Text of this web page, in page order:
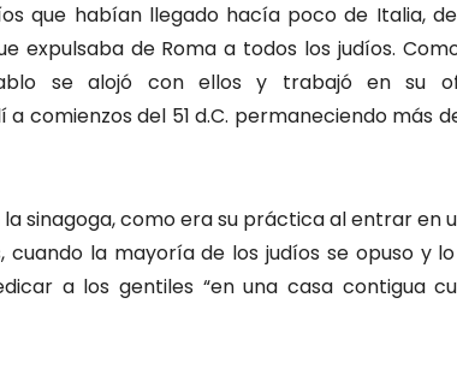
que habían llegado hacía poco de Italia,
expulsaba de Roma a todos los judíos.
se alojó con ellos y trabajó en su
comienzos del 51 d.C. permaneciendo más
sinagoga, como era su práctica al entrar en
la mayoría de los judíos se opuso y lo
a los gentiles “en una casa contigua